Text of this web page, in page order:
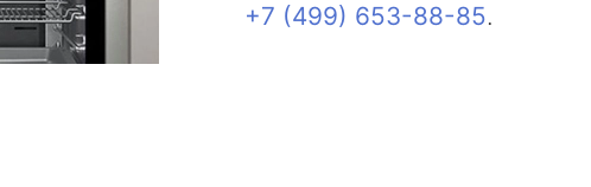
+7 (499) 653-88-85.